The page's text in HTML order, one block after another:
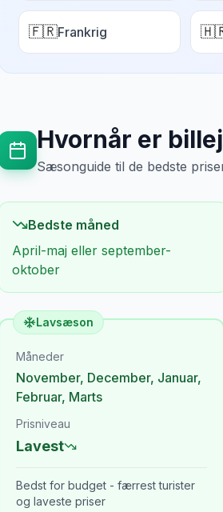
🇫🇷Frankrig
Hvornår er
Sæsonguide til de bedste
Bedste måned
April-maj eller september-
oktober
Lavsæson
Måneder
November, December, Januar,
Februar, Marts
Prisniveau
Lavest
Bedst for budget - færrest turister
og laveste priser